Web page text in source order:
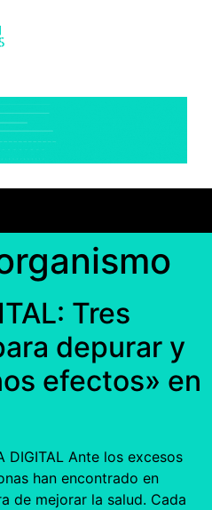
Tres
depurar y
efectos» en
DIGITAL Ante los excesos
han encontrado en
de mejorar la salud. Cada